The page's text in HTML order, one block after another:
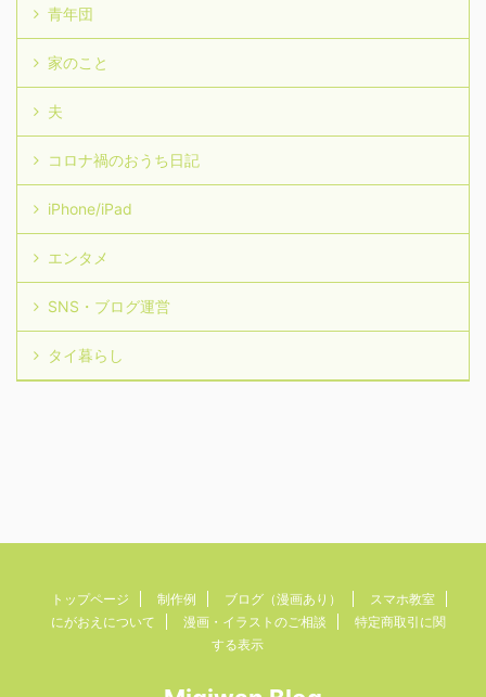
青年団
家のこと
夫
コロナ禍のおうち日記
iPhone/iPad
エンタメ
SNS・ブログ運営
タイ暮らし
トップページ 制作例 ブログ（漫画あり）
スマホ教室
にがおえについて
漫画・イラストのご相談
特定商取引に関
する表示